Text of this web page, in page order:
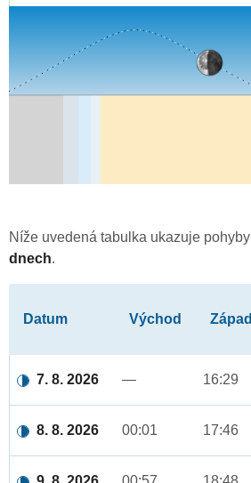
Níže uvedená tabulka ukazuje pohyby
dnech.
Datum Východ Západ
7. 8. 2026 — 16:29
8. 8. 2026 00:01 17:46